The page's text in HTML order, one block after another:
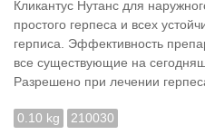
Кликантус Нутанс для
простого герпеса и всех
герписа. Эффективность
все существующие на
Разрешено при лечении
0.10 kg 210030